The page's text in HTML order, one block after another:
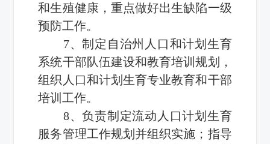
和生殖健康，重点做好出生缺陷一级
预防工作。
7、制定自治州人口和计划生育
系统干部队伍建设和教育培训规划，
组织人口和计划生育专业教育和干部
培训工作。
8、负责制定流动人口计划生育
服务管理工作规划并组织实施；指导